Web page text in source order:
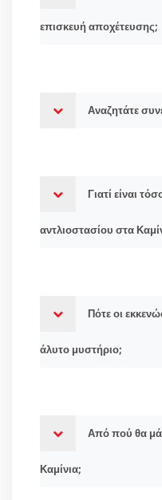
επισκευή αποχέτευσης;
Αναζητάτε
Γιατί είναι
αντλιοστασίου στα
Πότε οι
άλυτο μυστήριο;
Από πού θα
Καμίνια;